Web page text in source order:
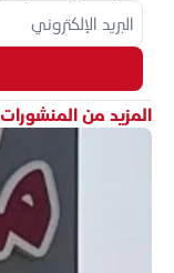
المزيد من المنشورات